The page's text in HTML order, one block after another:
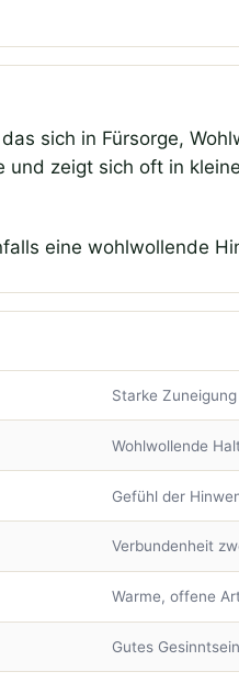
sich in Fürsorge,
zeigt sich oft in
eine wohlwollende
Starke Zuneigung
Wohlwollende
Gefühl der
Verbundenheit
Warme, offene
Gutes Gesinntsein